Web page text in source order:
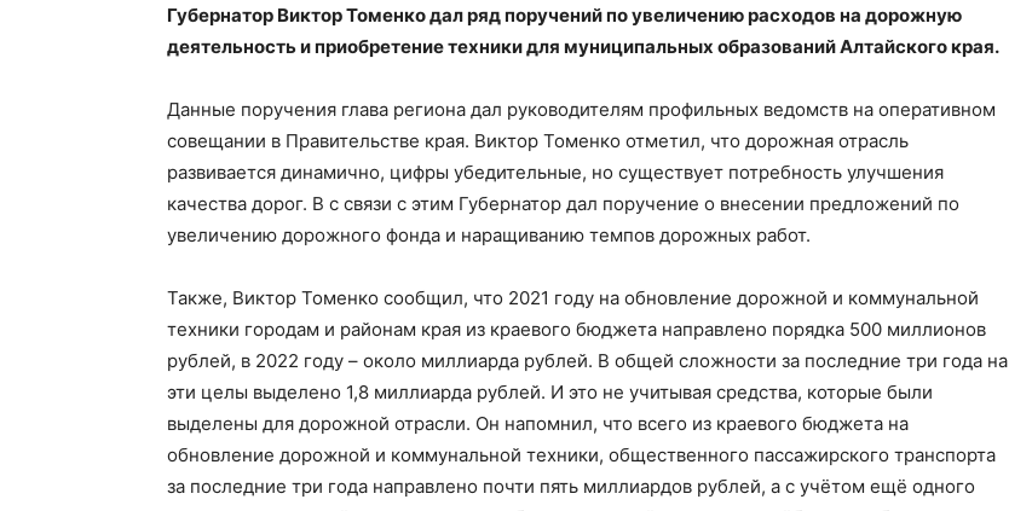
Губернатор Виктор Томенко дал ряд поручений по увеличению расходов на дорожную
деятельность и приобретение техники для муниципальных образований Алтайского края.
Данные поручения глава региона дал руководителям профильных ведомств на оперативном
совещании в Правительстве края. Виктор Томенко отметил, что дорожная отрасль
развивается динамично, цифры убедительные, но существует потребность улучшения
качества дорог. В с связи с этим Губернатор дал поручение о внесении предложений по
увеличению дорожного фонда и наращиванию темпов дорожных работ.
Также, Виктор Томенко сообщил, что 2021 году на обновление дорожной и коммунальной
техники городам и районам края из краевого бюджета направлено порядка 500 миллионов
рублей, в 2022 году – около миллиарда рублей. В общей сложности за последние три года на
эти целы выделено 1,8 миллиарда рублей. И это не учитывая средства, которые были
выделены для дорожной отрасли. Он напомнил, что всего из краевого бюджета на
обновление дорожной и коммунальной техники, общественного пассажирского транспорта
за последние три года направлено почти пять миллиардов рублей, а с учётом ещё одного